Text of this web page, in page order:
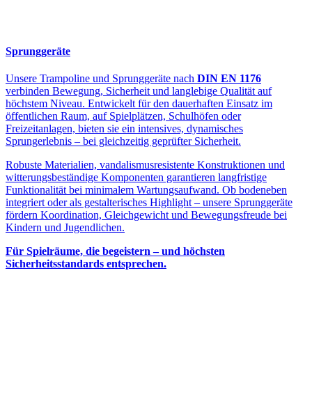
Sprunggeräte
Unsere Trampoline und Sprunggeräte nach DIN EN 1176
verbinden Bewegung, Sicherheit und langlebige Qualität auf
höchstem Niveau. Entwickelt für den dauerhaften Einsatz im
öffentlichen Raum, auf Spielplätzen, Schulhöfen oder
Freizeitanlagen, bieten sie ein intensives, dynamisches
Sprungerlebnis – bei gleichzeitig geprüfter Sicherheit.
Robuste Materialien, vandalismusresistente Konstruktionen und
witterungsbeständige Komponenten garantieren langfristige
Funktionalität bei minimalem Wartungsaufwand. Ob bodeneben
integriert oder als gestalterisches Highlight – unsere Sprunggeräte
fördern Koordination, Gleichgewicht und Bewegungsfreude bei
Kindern und Jugendlichen.
Für Spielräume, die begeistern – und höchsten
Sicherheitsstandards entsprechen.